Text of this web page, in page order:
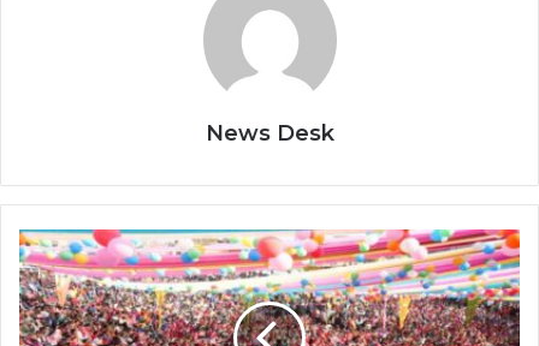
News Desk